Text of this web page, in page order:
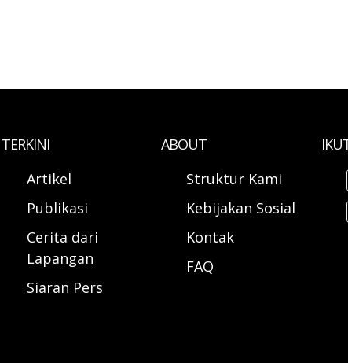
TERKINI
Artikel
Publikasi
Cerita dari
Lapangan
Siaran Pers
ABOUT
Struktur Kami
Kebijakan Sosial
Kontak
FAQ